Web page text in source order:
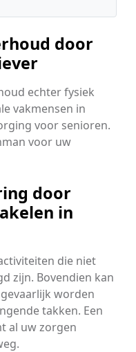
door
echter fysiek
vakmensen in
voor senioren.
voor uw
door
in
die niet
zijn. Bovendien kan
worden
takken. Een
al uw zorgen